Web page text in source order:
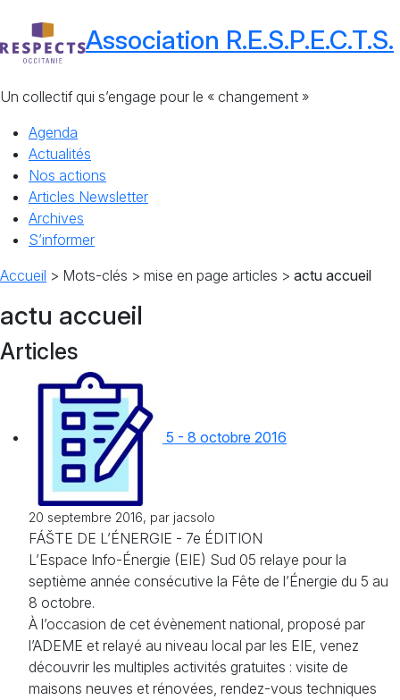
Association R.E.S.P.E.C.T.S.
Un collectif qui s’engage pour le « changement »
Agenda
Actualités
Nos actions
Articles Newsletter
Archives
S’informer
Accueil > Mots-clés > mise en page articles > actu accueil
actu accueil
Articles
5 - 8 octobre 2016
20 septembre 2016, par jacsolo
FÁŠTE DE L’ÉNERGIE - 7e ÉDITION
L’Espace Info-Énergie (EIE) Sud 05 relaye pour la
septième année consécutive la Fête de l’Énergie du 5 au
8 octobre.
À l’occasion de cet évènement national, proposé par
l’ADEME et relayé au niveau local par les EIE, venez
découvrir les multiples activités gratuites : visite de
maisons neuves et rénovées, rendez-vous techniques